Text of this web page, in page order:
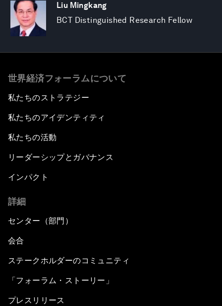
Liu Mingkang
BCT Distinguished Research Fellow
世界経済フォーラムについて
私たちのストラテジー
私たちのアイデンティティ
私たちの活動
リーダーシップとガバナンス
インパクト
詳細
センター（部門）
会合
ステークホルダーのコミュニティ
「フォーラム・ストーリー」
プレスリリース